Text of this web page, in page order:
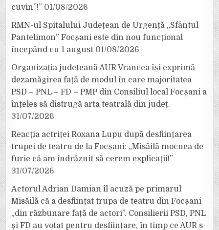
cuvin”!” 01/08/2026
RMN-ul Spitalului Județean de Urgență „Sfântul
Pantelimon” Focșani este din nou funcțional
începând cu 1 august 01/08/2026
Organizația județeană AUR Vrancea își exprimă
dezamăgirea față de modul în care majoritatea
PSD – PNL – FD – PMP din Consiliul local Focșani a
înțeles să distrugă arta teatrală din județ.
31/07/2026
Reacția actriței Roxana Lupu după desființarea
trupei de teatru de la Focșani: „Misăilă mocnea de
furie că am îndrăznit să cerem explicații!”
31/07/2026
Actorul Adrian Damian îl acuză pe primarul
Misăilă că a desființat trupa de teatru din Focșani
„din răzbunare față de actori”. Consilierii PSD, PNL
și FD au votat pentru desființare, în timp ce AUR s-